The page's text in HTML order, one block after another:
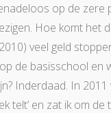
op de zere
Hoe komt het
veel geld
de basisschool en
Inderdaad. In
telt’ en zat ik om